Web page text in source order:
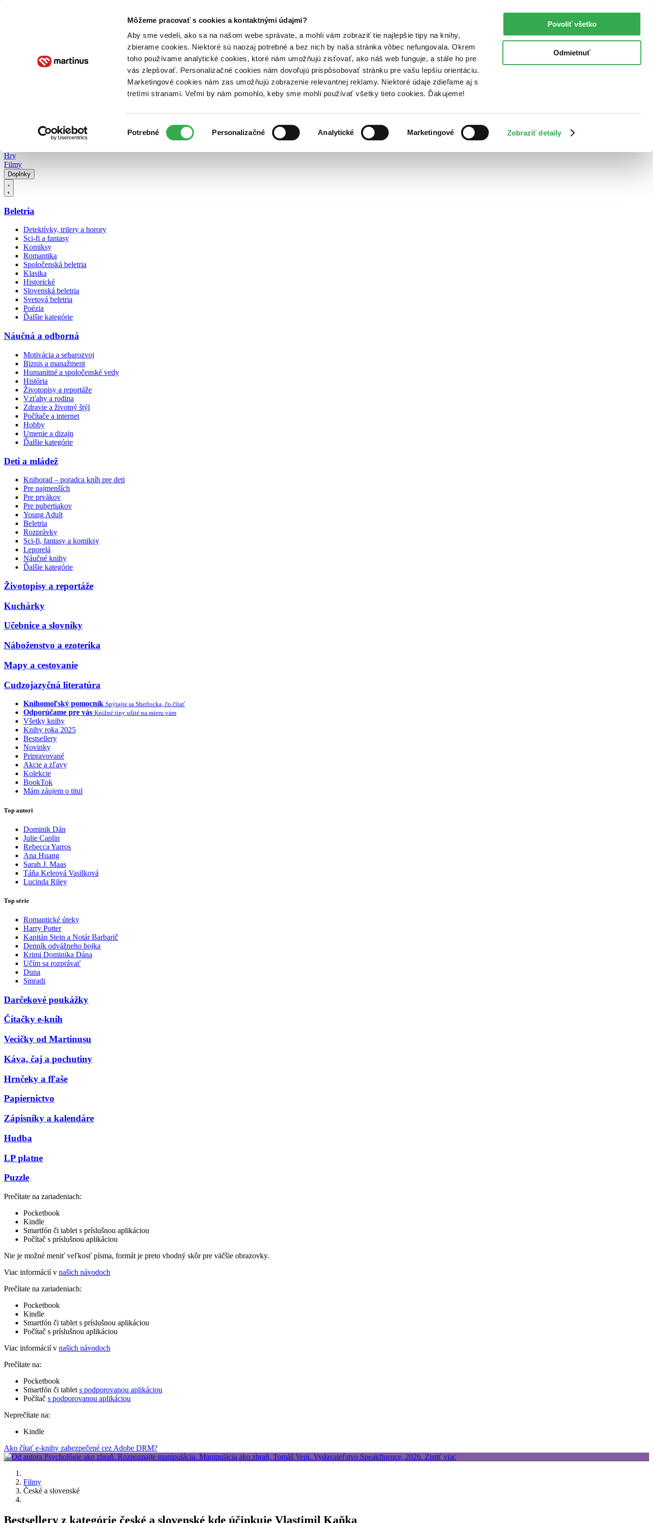
Môžeme pracovať s cookies a kontaktnými údajmi?
Aby sme vedeli, ako sa na našom webe správate, a mohli vám zobraziť tie najlepšie tipy na knihy,
zbierame cookies. Niektoré sú naozaj potrebné a bez nich by naša stránka vôbec nefungovala. Okrem
toho používame analytické cookies, ktoré nám umožňujú zisťovať, ako náš web funguje, a stále ho pre
vás zlepšovať. Personalizačné cookies nám dovoľujú prispôsobovať stránku pre vašu lepšiu orientáciu.
Marketingové cookies nám zas umožňujú zobrazenie relevantnej reklamy. Niektoré údaje zdieľame aj s
tretími stranami. Veľmi by nám pomohlo, keby sme mohli používať všetky tieto cookies. Ďakujeme!
súhlasu
Potrebné Personalizačné Analytické Marketingové Zobraziť detaily
Povoliť všetko
Odmietnuť
Poukážky Kontakt
Hry
Filmy
Doplnky
Beletria
Detektívky, trilery a horory
Sci-fi a fantasy
Komiksy
Romantika
Spoločenská beletria
Klasika
Historické
Slovenská beletria
Svetová beletria
Poézia
Ďalšie kategórie
Náučná a odborná
Motivácia a sebarozvoj
Biznis a manažment
Humanitné a spoločenské vedy
História
Životopisy a reportáže
Vzťahy a rodina
Zdravie a životný štýl
Počítače a internet
Hobby
Umenie a dizajn
Ďalšie kategórie
Deti a mládež
Knihorad – poradca kníh pre deti
Pre najmenších
Pre prvákov
Pre pubertiakov
Young Adult
Beletria
Rozprávky
Sci-fi, fantasy a komiksy
Leporelá
Náučné knihy
Ďalšie kategórie
Životopisy a reportáže
Kuchárky
Učebnice a slovníky
Náboženstvo a ezoterika
Mapy a cestovanie
Cudzojazyčná literatúra
Knihomoľský pomocník Spýtajte sa Sherlocka, čo čítať
Odporúčame pre vás Knižné tipy ušité na mieru vám
Všetky knihy
Knihy roka 2025
Bestsellery
Novinky
Pripravované
Akcie a zľavy
Kolekcie
BookTok
Mám záujem o titul
Top autori
Dominik Dán
Julie Caplin
Rebecca Yarros
Ana Huang
Sarah J. Maas
Táňa Keleová Vasilková
Lucinda Riley
Top série
Romantické úteky
Harry Potter
Kapitán Stein a Notár Barbarič
Denník odvážneho bojka
Krimi Dominika Dána
Učím sa rozprávať
Duna
Smradi
Darčekové poukážky
Čítačky e-kníh
Vecičky od Martinusu
Káva, čaj a pochutiny
Hrnčeky a fľaše
Papiernictvo
Zápisníky a kalendáre
Hudba
LP platne
Puzzle
Prečítate na zariadeniach:
Pocketbook
Kindle
Smartfón či tablet s príslušnou aplikáciou
Počítač s príslušnou aplikáciou
Nie je možné meniť veľkosť písma, formát je preto vhodný skôr pre väčšie obrazovky.
Viac informácií v našich návodoch
Prečítate na zariadeniach:
Pocketbook
Kindle
Smartfón či tablet s príslušnou aplikáciou
Počítač s príslušnou aplikáciou
Viac informácií v našich návodoch
Prečítate na:
Pocketbook
Smartfón či tablet s podporovanou aplikáciou
Počítač s podporovanou aplikáciou
Neprečítate na:
Kindle
Ako čítať e-knihy zabezpečené cez Adobe DRM?
Filmy
České a slovenské
Bestsellery z kategórie české a slovenské kde účinkuje Vlastimil Kaňka